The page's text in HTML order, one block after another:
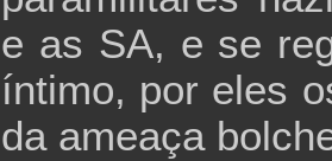
e as SA, e se
íntimo, por eles
da ameaça